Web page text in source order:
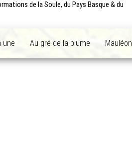
de la Soule, du Pays Basque & du
une Au gré de la plume Mauléon